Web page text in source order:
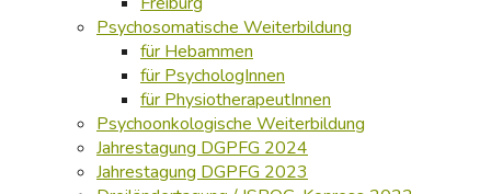
Psychosomatische Weiterbildung
für Hebammen
für PsychologInnen
für PhysiotherapeutInnen
Psychoonkologische Weiterbildung
Jahrestagung DGPFG 2024
Jahrestagung DGPFG 2023